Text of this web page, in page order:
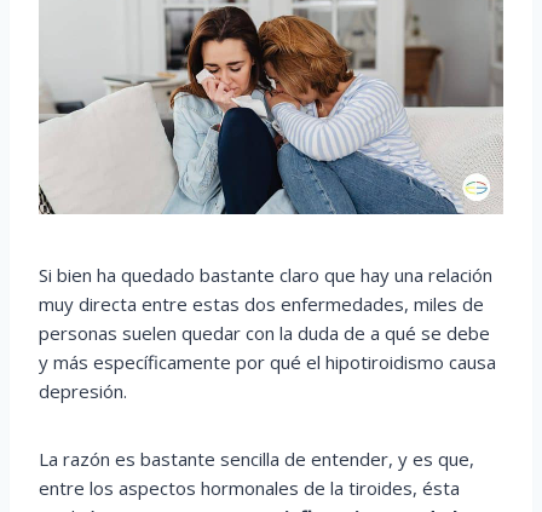
Si bien ha quedado bastante claro que hay una relación
muy directa entre estas dos enfermedades, miles de
personas suelen quedar con la duda de a qué se debe
y más específicamente por qué el hipotiroidismo causa
depresión.
La razón es bastante sencilla de entender, y es que,
entre los aspectos hormonales de la tiroides, ésta